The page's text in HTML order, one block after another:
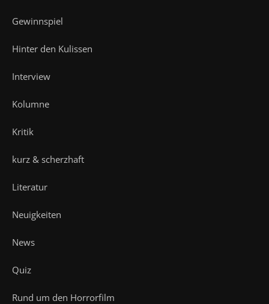
Gewinnspiel
Hinter den Kulissen
Interview
Kolumne
Kritik
kurz & scherzhaft
Literatur
Neuigkeiten
News
Quiz
Rund um den Horrorfilm